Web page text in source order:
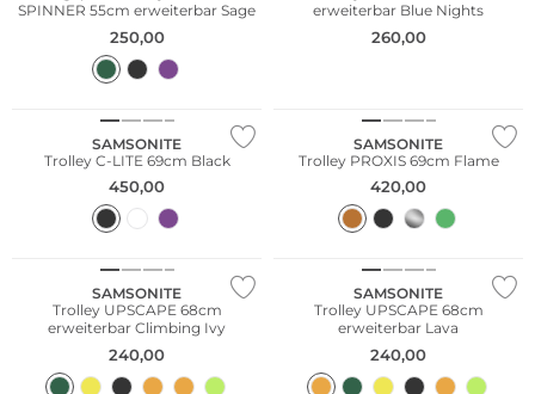
SPINNER 55cm erweiterbar Sage
250,00
erweiterbar Blue Nights
260,00
SAMSONITE
Trolley C-LITE 69cm Black
450,00
SAMSONITE
Trolley PROXIS 69cm Flame
420,00
SAMSONITE
Trolley UPSCAPE 68cm
erweiterbar Climbing Ivy
240,00
Nachhaltig
SAMSONITE
Trolley UPSCAPE 68cm
erweiterbar Lava
240,00